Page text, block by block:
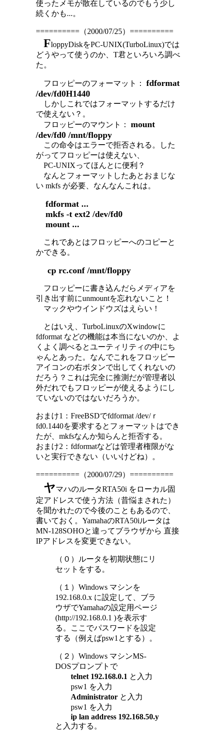
使ったメモが散在しているのでもう少し
続くかも...。
==========（2000/07/25）==========
FloppyDiskをPC-UNIX(TurboLinux)では
どうやって使うのか、T君といろいろ調べ
た。
フロッピーのフォーマット： fdformat
/dev/fd0H1440
しかしこれではフォーマットするだけ
で使えない？。
フロッピーのマウント： mount
/dev/fd0 /mnt/floppy
この命令はエラーで拒否される。した
がってフロッピーは使えない、
PC-UNIXってほんとに便利？
なんとフォーマットしたあとおまじな
い mkfs が必要、なんなんこれは。
fdformat ...
mkfs -t ext2 /dev/fd0
mount ...
これであとはフロッピーへのコピーと
かできる。
cp rc.conf /mnt/floppy
フロッピーに書き込んだらメディアを
引き出す前にunmountを忘れないこと！
マックやウインドウズはえらい！
とはいえ、TurboLinuxのXwindowに
fdformat などの機能は本当にないのか、よ
くよく調べるとユーティリティの中にち
ゃんとあった。なんでこれをフロッピー
アイコンの右ボタンで出してくれないの
だろう？これは完全に推測だが管理者以
外だれでもフロッピーが使えるようにし
ていないのではないだろうか。
おまけ1：FreeBSDでfdformat /dev/ｒ
fd0.1440を要求するとフォーマットはでき
たが、mkfsなんか知らんと拒否する。
おまけ2：fdformatなどは管理者権限がな
いと実行できない（いいけどね）。
==========（2000/07/29）==========
ヤマハのルータRTA50i をローカル固
定アドレスで使う方法（昔悩まされた）
を聞かれたので今後のこともあるので、
書いておく。YamahaのRTA50iルータは
MN-128SOHOと違ってブラウザから 直接
IPアドレスを変更できない。
（０）ルータを初期状態にリ
セットをする。
（１）Windows マシンを
192.168.0.x に設定して、ブラ
ウザでYamahaの設定用ページ
(http://192.168.0.1 )を表示す
る。ここでパスワードを設定
する（例えばpsw1とする）。
（２）Windows マシンMS-
DOSプロンプトで
telnet 192.168.0.1 と入力
psw1 を入力
Administrator と入力
psw1 を入力
ip lan address 192.168.50.y
と入力する。